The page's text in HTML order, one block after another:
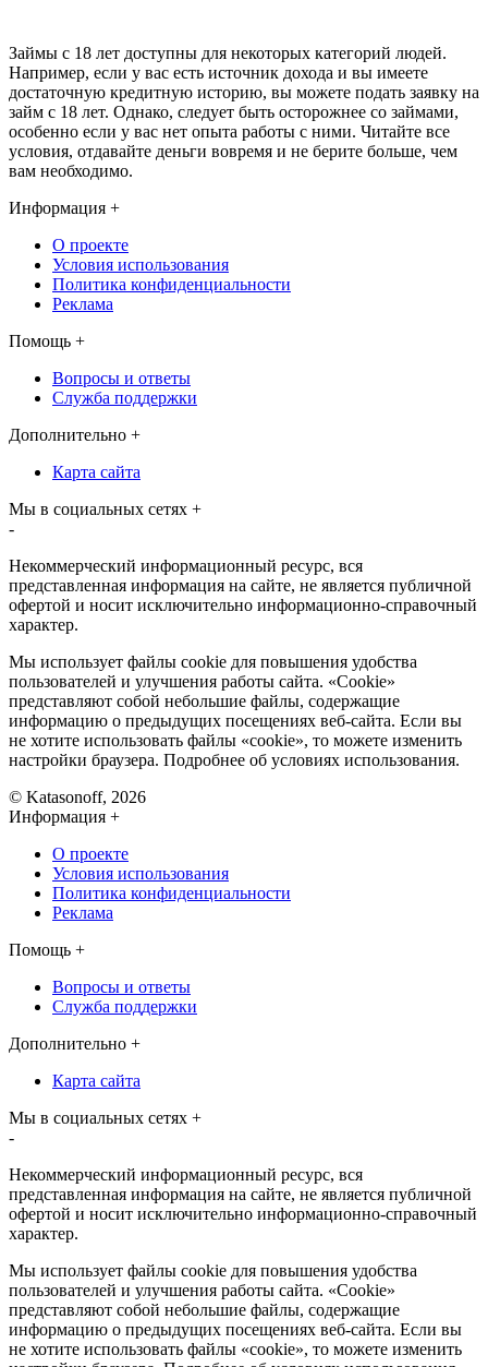
Займы с 18 лет доступны для некоторых категорий людей.
Например, если у вас есть источник дохода и вы имеете
достаточную кредитную историю, вы можете подать заявку на
займ с 18 лет. Однако, следует быть осторожнее со займами,
особенно если у вас нет опыта работы с ними. Читайте все
условия, отдавайте деньги вовремя и не берите больше, чем
вам необходимо.
Информация +
О проекте
Условия использования
Политика конфиденциальности
Реклама
Помощь +
Вопросы и ответы
Служба поддержки
Дополнительно +
Карта сайта
Мы в социальных сетях +
-
Некоммерческий информационный ресурс, вся
представленная информация на сайте, не является публичной
офертой и носит исключительно информационно-справочный
характер.
Мы использует файлы cookie для повышения удобства
пользователей и улучшения работы сайта. «Cookie»
представляют собой небольшие файлы, содержащие
информацию о предыдущих посещениях веб-сайта. Если вы
не хотите использовать файлы «cookie», то можете изменить
настройки браузера. Подробнее об условиях использования.
© Katasonoff, 2026
Информация +
О проекте
Условия использования
Политика конфиденциальности
Реклама
Помощь +
Вопросы и ответы
Служба поддержки
Дополнительно +
Карта сайта
Мы в социальных сетях +
-
Некоммерческий информационный ресурс, вся
представленная информация на сайте, не является публичной
офертой и носит исключительно информационно-справочный
характер.
Мы использует файлы cookie для повышения удобства
пользователей и улучшения работы сайта. «Cookie»
представляют собой небольшие файлы, содержащие
информацию о предыдущих посещениях веб-сайта. Если вы
не хотите использовать файлы «cookie», то можете изменить